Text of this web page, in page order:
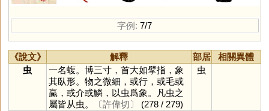
字例: 7/7
《說文》 解釋 部居
相關異體
虫
一名蝮。博三寸，首大如擘指，象
其臥形。物之微細，或行，或毛或
蠃，或介或鱗，以虫爲象。凡虫之
屬皆从虫。
〔許偉切〕 (278 / 279)
虫